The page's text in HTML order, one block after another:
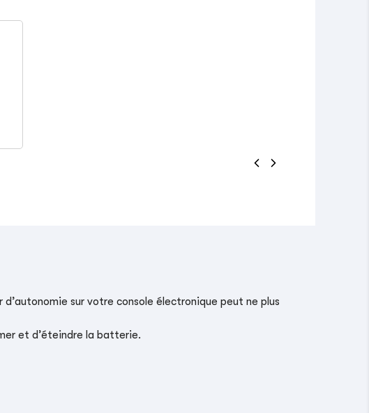
sur votre console électronique peut ne plus
et d’éteindre la batterie.